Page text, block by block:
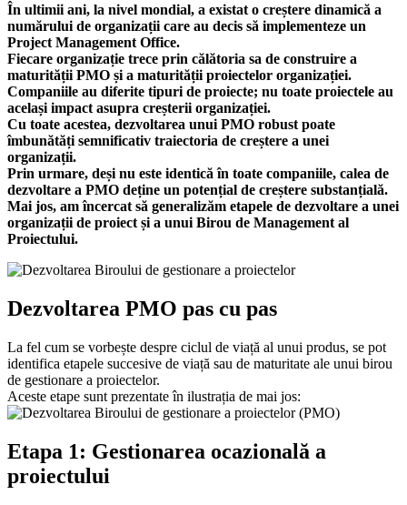
În ultimii ani, la nivel mondial, a existat o creștere dinamică a
numărului de organizații care au decis să implementeze un
Project Management Office.
Fiecare organizație trece prin călătoria sa de construire a
maturității PMO și a maturității proiectelor organizației.
Companiile au diferite tipuri de proiecte; nu toate proiectele au
același impact asupra creșterii organizației.
Cu toate acestea, dezvoltarea unui PMO robust poate
îmbunătăți semnificativ traiectoria de creștere a unei
organizații.
Prin urmare, deși nu este identică în toate companiile, calea de
dezvoltare a PMO deține un potențial de creștere substanțială.
Mai jos, am încercat să generalizăm etapele de dezvoltare a unei
organizații de proiect și a unui Birou de Management al
Proiectului.
Dezvoltarea PMO pas cu pas
La fel cum se vorbește despre ciclul de viață al unui produs, se pot
identifica etapele succesive de viață sau de maturitate ale unui birou
de gestionare a proiectelor.
Aceste etape sunt prezentate în ilustrația de mai jos:
Etapa 1: Gestionarea ocazională a
proiectului